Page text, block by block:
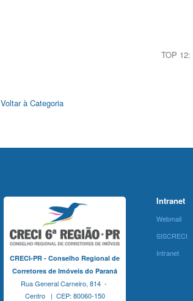
TOP 12:
Voltar à Categoria
CRECI-PR - Conselho Regional de
Corretores de Imóveis do Paraná
Rua General Carneiro, 814 -
Centro | CEP: 80060-150
Intranet
Webmail
SISCRECI
Intranet